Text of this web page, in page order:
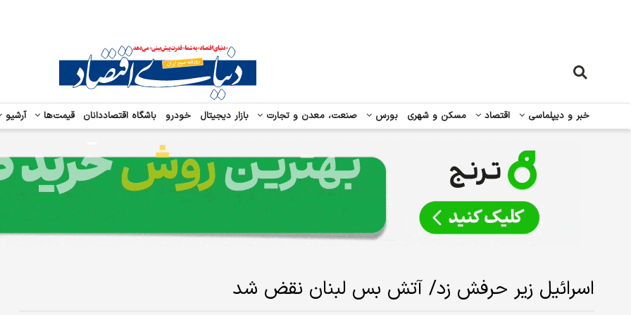
خبر و دیپلماسی اقتصاد مسکن و شهری بورس صنعت، معدن و تجارت بازار دیجیتال خودرو باشگاه اقتصاددانان قیمت‌ها آرشیو
اسرائیل زیر حرفش زد/ آتش بس لبنان نقض شد